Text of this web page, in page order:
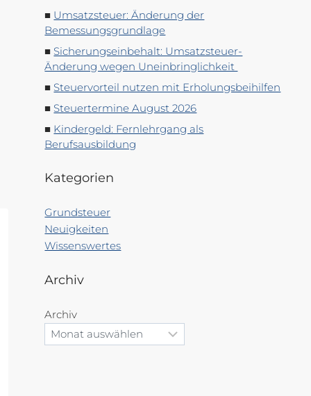
Umsatzsteuer: Änderung der
Bemessungsgrundlage
Sicherungseinbehalt: Umsatzsteuer-
Änderung wegen Uneinbringlichkeit
Steuervorteil nutzen mit Erholungsbeihilfen
Steuertermine August 2026
Kindergeld: Fernlehrgang als
Berufsausbildung
Kategorien
Grundsteuer
Neuigkeiten
Wissenswertes
Archiv
Archiv